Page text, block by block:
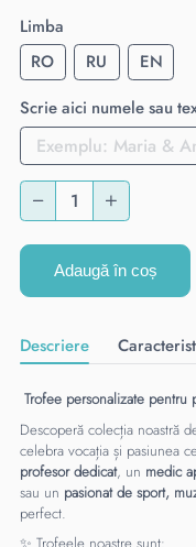
Limba
RO
RU
EN
Scrie aici numele sau
Adaugă în coș
Descriere
Trofee personalizate
Descoperă colecția noastră
celebra vocația și pasiunea
profesor dedicat, un medic
sau un pasionat de sport,
perfect.